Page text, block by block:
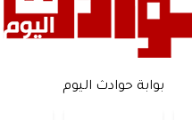
بوابة حوادث اليوم